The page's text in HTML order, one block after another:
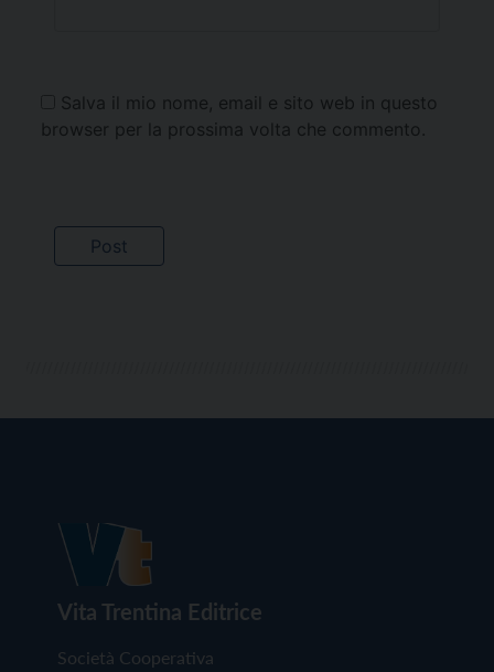
Salva il mio nome, email e sito web in questo
browser per la prossima volta che commento.
Vita Trentina Editrice
Società Cooperativa